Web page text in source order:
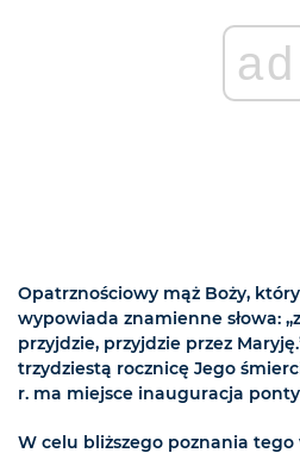
ad
Opatrznościowy mąż Boży,
wypowiada znamienne słowa:
przyjdzie, przyjdzie przez
trzydziestą rocznicę Jego
r. ma miejsce inauguracja
W celu bliższego poznania